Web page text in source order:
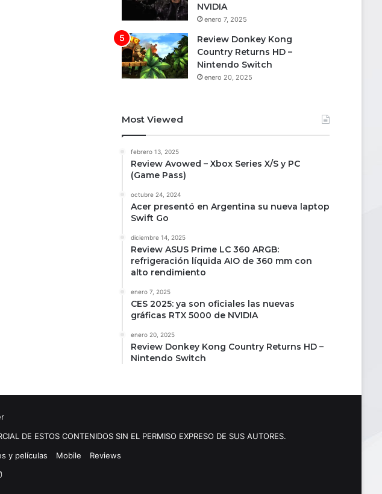
NVIDIA
enero 7, 2025
Review Donkey Kong
Country Returns HD –
Nintendo Switch
enero 20, 2025
Most Viewed
febrero 13, 2025
Review Avowed – Xbox Series X/S y PC
(Game Pass)
octubre 24, 2024
Acer presentó en Argentina su nueva laptop
Swift Go
diciembre 14, 2025
Review ASUS Prime LC 360 ARGB:
refrigeración líquida AIO de 360 mm con
alto rendimiento
enero 7, 2025
CES 2025: ya son oficiales las nuevas
gráficas RTX 5000 de NVIDIA
enero 20, 2025
Review Donkey Kong Country Returns HD –
Nintendo Switch
DE ESTOS CONTENIDOS SIN EL PERMISO EXPRESO DE SUS AUTORES.
y películas Mobile
Reviews
Instagram